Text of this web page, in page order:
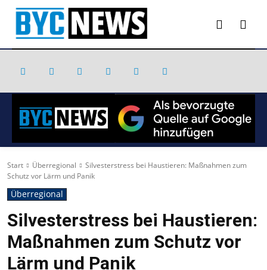
Start Überregional
Silvesterstress bei Haustieren: Maßnahmen zum
Schutz vor Lärm und Panik
Überregional
Silvesterstress bei Haustieren:
Maßnahmen zum Schutz vor
Lärm und Panik